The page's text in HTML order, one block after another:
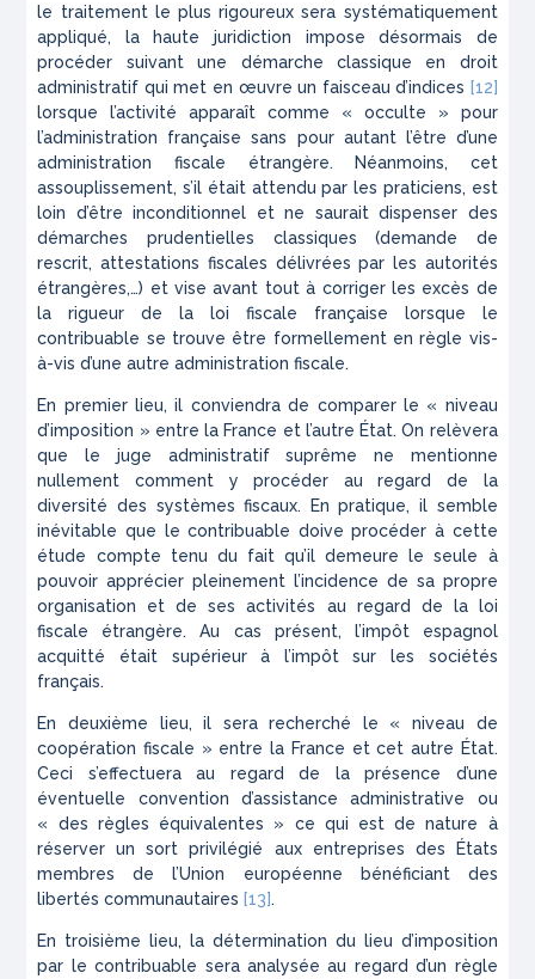
le traitement le plus rigoureux sera systématiquement
appliqué, la haute juridiction impose désormais de
procéder suivant une démarche classique en droit
administratif qui met en œuvre un faisceau d’indices [12]
lorsque l’activité apparaît comme « occulte » pour
l’administration française sans pour autant l’être d’une
administration fiscale étrangère. Néanmoins, cet
assouplissement, s’il était attendu par les praticiens, est
loin d’être inconditionnel et ne saurait dispenser des
démarches prudentielles classiques (demande de
rescrit, attestations fiscales délivrées par les autorités
étrangères,…) et vise avant tout à corriger les excès de
la rigueur de la loi fiscale française lorsque le
contribuable se trouve être formellement en règle vis-
à-vis d’une autre administration fiscale.
En premier lieu, il conviendra de comparer le « niveau
d’imposition » entre la France et l’autre État. On relèvera
que le juge administratif suprême ne mentionne
nullement comment y procéder au regard de la
diversité des systèmes fiscaux. En pratique, il semble
inévitable que le contribuable doive procéder à cette
étude compte tenu du fait qu’il demeure le seule à
pouvoir apprécier pleinement l’incidence de sa propre
organisation et de ses activités au regard de la loi
fiscale étrangère. Au cas présent, l’impôt espagnol
acquitté était supérieur à l’impôt sur les sociétés
français.
En deuxième lieu, il sera recherché le « niveau de
coopération fiscale » entre la France et cet autre État.
Ceci s’effectuera au regard de la présence d’une
éventuelle convention d’assistance administrative ou
« des règles équivalentes » ce qui est de nature à
réserver un sort privilégié aux entreprises des États
membres de l’Union européenne bénéficiant des
libertés communautaires[13].
En troisième lieu, la détermination du lieu d’imposition
par le contribuable sera analysée au regard d’un règle